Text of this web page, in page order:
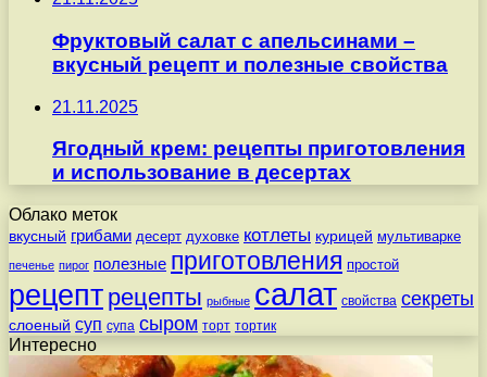
Фруктовый салат с апельсинами –
вкусный рецепт и полезные свойства
21.11.2025
Ягодный крем: рецепты приготовления
и использование в десертах
Облако меток
вкусный грибами десерт духовке котлеты курицей мультиварке
печенье пирог полезные приготовления простой
рецепт рецепты рыбные салат свойства секреты
слоеный суп супа сыром торт тортик
Интересно